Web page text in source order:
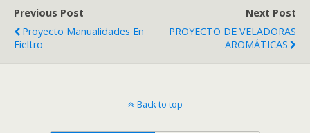
Previous Post
Proyecto Manualidades En
Fieltro
Next Post
PROYECTO DE VELADORAS
AROMÁTICAS
Back to top